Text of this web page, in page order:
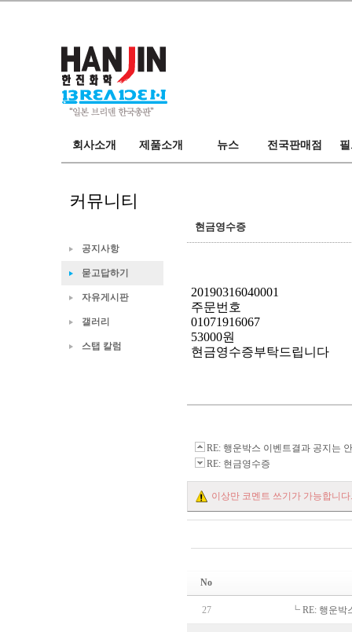
회사소개
오시는길
제품소개
마루후지
카탈로그
뉴스 전국판매점
전국판매점
스
커뮤니티
공지사항
묻고답하기
자유게시판
갤러리
스탭 칼럼
현금영수증
20190316040001
주문번호
01071916067
53000원
현금영수증부탁드립니다
RE: 행운박스 이벤트결과 공지는
RE: 현금영수증
이상만 코멘트 쓰기가 가능합니다.
No
27 ┗ RE: 행운박